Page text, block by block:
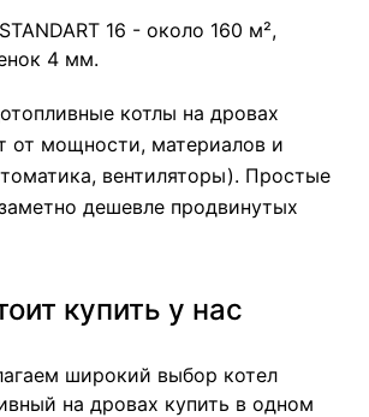
16 - около 160 м²,
4 мм.
котлы на дровах
от мощности, материалов и
вентиляторы). Простые
дешевле продвинутых
купить у нас
широкий выбор котел
на дровах купить в одном